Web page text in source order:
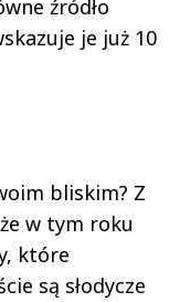
źródło
je już 10
bliskim? Z
w tym roku
które
są słodycze